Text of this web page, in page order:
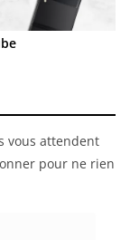
vous attendent
pour ne rien